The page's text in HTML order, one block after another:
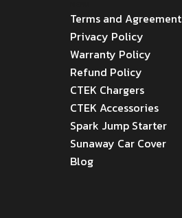
Terms and Agreement
Privacy Policy
Warranty Policy
Refund Policy
CTEK Chargers
CTEK Accessories
Spark Jump Starter
Sunaway Car Cover
Blog